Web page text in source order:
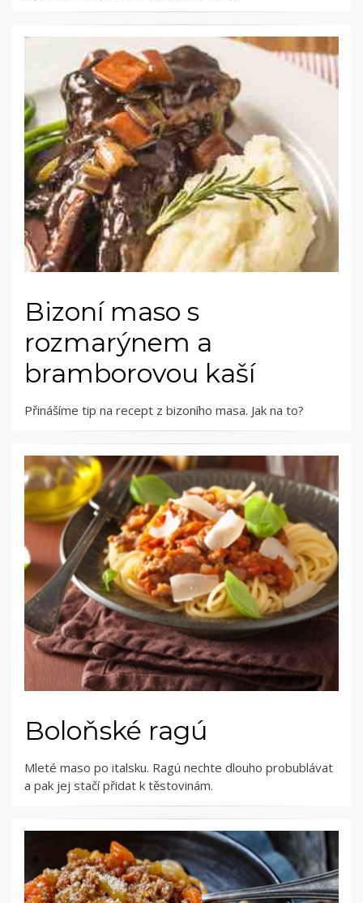
Bizoní maso s
rozmarýnem a
bramborovou kaší
Přinášíme tip na recept z bizoního masa. Jak na to?
Boloňské ragú
Mleté maso po italsku. Ragú nechte dlouho probublávat
a pak jej stačí přidat k těstovinám.